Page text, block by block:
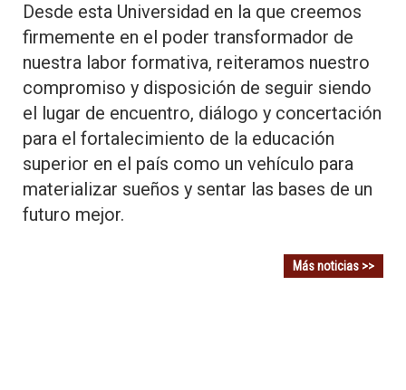
Desde esta Universidad en la que creemos
firmemente en el poder transformador de
nuestra labor formativa, reiteramos nuestro
compromiso y disposición de seguir siendo
el lugar de encuentro, diálogo y concertación
para el fortalecimiento de la educación
superior en el país como un vehículo para
materializar sueños y sentar las bases de un
futuro mejor.
Más noticias